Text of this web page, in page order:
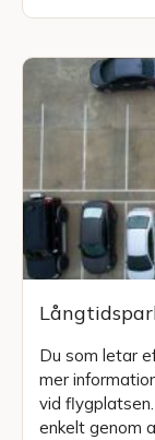
Du som letar
mer
vid
enkelt genom